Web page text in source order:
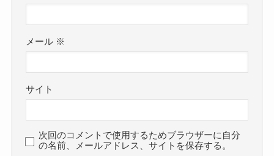
メール ※
サイト
次回のコメントで使用するためブラウザーに自分
の名前、メールアドレス、サイトを保存する。